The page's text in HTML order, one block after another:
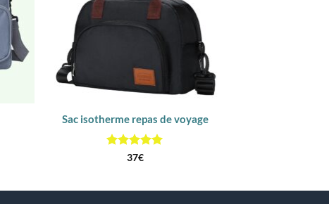
Sac isotherme repas de voyage
Note5sur
37€